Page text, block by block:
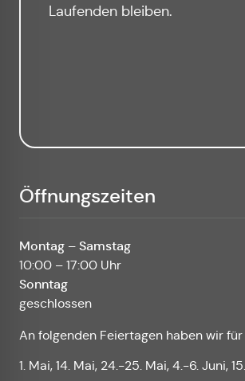
Laufenden bleiben.
Öffnungszeiten
Montag – Samstag
10:00 – 17:00 Uhr
Sonntag
geschlossen
An folgenden Feiertagen haben wir für
1. Mai, 14. Mai, 24.-25. Mai, 4.-6. Juni,